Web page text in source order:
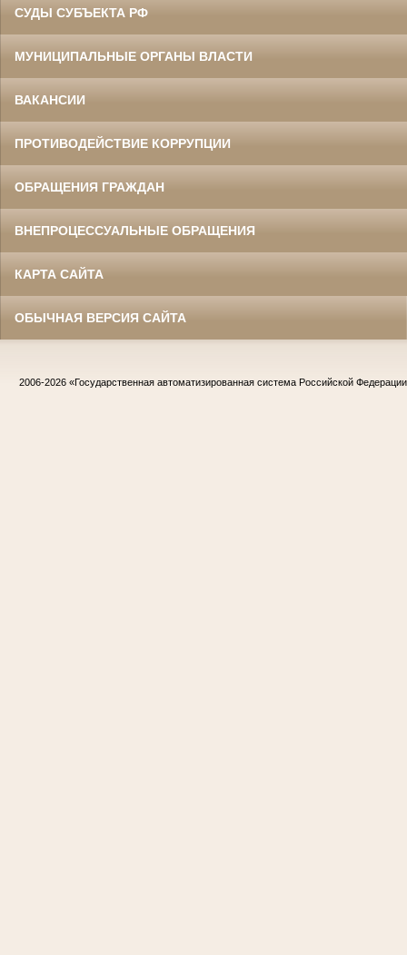
СУДЫ СУБЪЕКТА РФ
МУНИЦИПАЛЬНЫЕ ОРГАНЫ ВЛАСТИ
ВАКАНСИИ
ПРОТИВОДЕЙСТВИЕ КОРРУПЦИИ
ОБРАЩЕНИЯ ГРАЖДАН
ВНЕПРОЦЕССУАЛЬНЫЕ ОБРАЩЕНИЯ
КАРТА САЙТА
ОБЫЧНАЯ ВЕРСИЯ САЙТА
2006-2026 «Государственная автоматизированная система Российской